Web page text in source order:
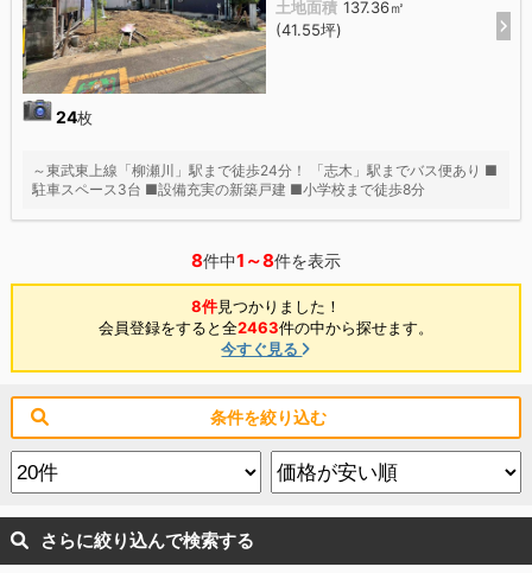
24枚
土地面積 137.36㎡
(41.55坪)
～東武東上線「柳瀬川」駅まで徒歩24分！ 「志木」駅までバス便あり ■
駐車スペース3台 ■設備充実の新築戸建 ■小学校まで徒歩8分
8件中1～8件を表示
8件見つかりました！
会員登録をすると全2463件の中から探せます。
今すぐ見る
条件を絞り込む
さらに絞り込んで検索する